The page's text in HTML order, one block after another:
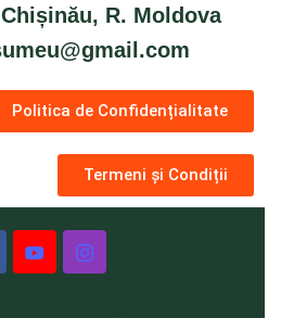
R. Moldova
Politica de Confidențialitate
Termeni și Condiții